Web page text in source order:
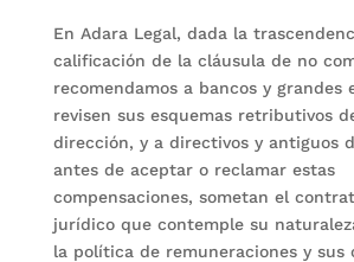
En Adara Legal, dada la
calificación de la cláusula de no
recomendamos a bancos y grandes
revisen sus esquemas retributivos
dirección, y a directivos y antiguos
antes de aceptar o reclamar estas
compensaciones, sometan el
jurídico que contemple su
la política de remuneraciones y sus